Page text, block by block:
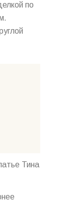
по
Тина